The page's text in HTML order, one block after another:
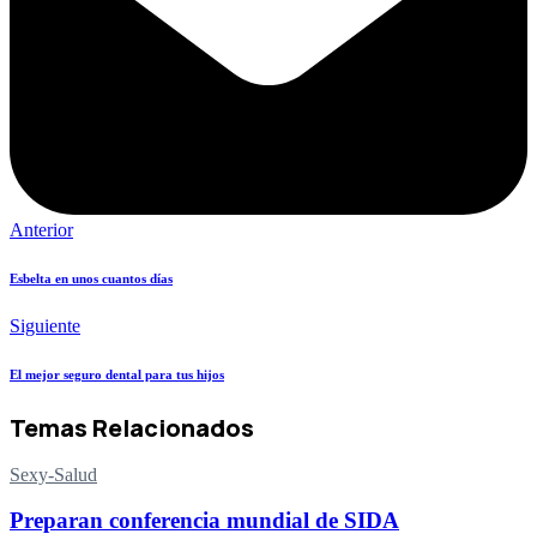
Anterior
Esbelta en unos cuantos días
Siguiente
El mejor seguro dental para tus hijos
Temas Relacionados
Sexy-Salud
Preparan conferencia mundial de SIDA